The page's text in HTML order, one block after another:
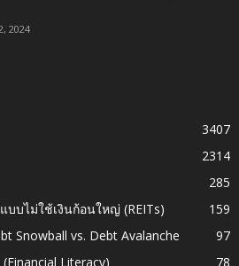
2024
3407
2314
285
บไม่ใช้เงินก้อนใหญ่ (REITs)
159
Snowball vs. Debt Avalanche
97
Literacy)
78